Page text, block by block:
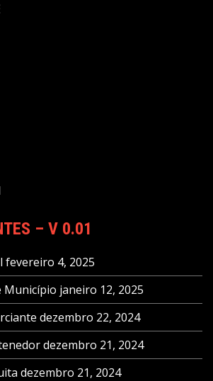
– V 0.01
fevereiro 4, 2025
Município janeiro 12, 2025
dezembro 22, 2024
dezembro 21, 2024
dezembro 21, 2024